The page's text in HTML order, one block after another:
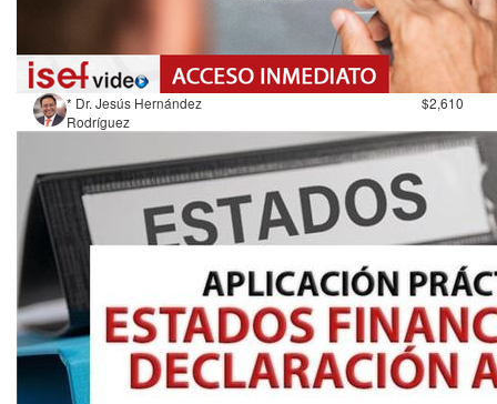
* Dr. Jesús Hernández
Rodríguez
$2,610